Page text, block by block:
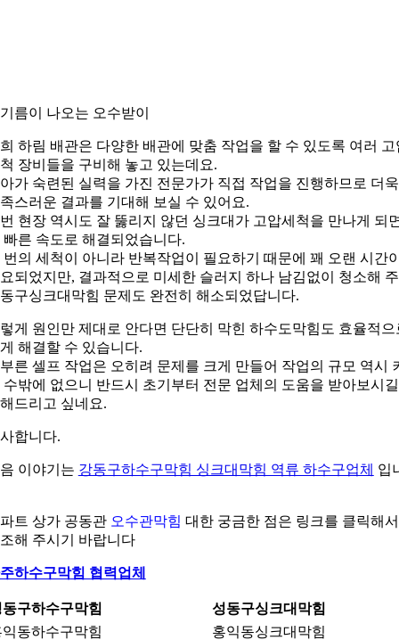
름이 나오는 오수받이
하림 배관은 다양한 배관에 맞춤 작업을 할 수 있도록 여러 고
장비들을 구비해 놓고 있는데요.
가 숙련된 실력을 가진 전문가가 직접 작업을 진행하므로 더욱
스러운 결과를 기대해 보실 수 있어요.
현장 역시도 잘 뚫리지 않던 싱크대가 고압세척을 만나게 되
빠른 속도로 해결되었습니다.
번의 세척이 아니라 반복작업이 필요하기 때문에 꽤 오랜 시간
되었지만, 결과적으로 미세한 슬러지 하나 남김없이 청소해
구싱크대막힘 문제도 완전히 해소되었답니다.
게 원인만 제대로 안다면 단단히 막힌 하수도막힘도 효율적으
해결할 수 있습니다.
른 셀프 작업은 오히려 문제를 크게 만들어 작업의 규모 역시
수밖에 없으니 반드시 초기부터 전문 업체의 도움을 받아보시길
드리고 싶네요.
합니다.
이야기는 강동구하수구막힘 싱크대막힘 역류 하수구업체 입
트 상가 공동관 오수관막힘 대한 궁금한 점은 링크를 클릭해서
해 주시기 바랍니다
하수구막힘 협력업체
구하수구막힘
성동구싱크대막힘
동하수구막힘
홍익동싱크대막힘